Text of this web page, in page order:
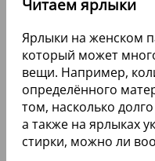
Читаем ярлыки
Ярлыки на женском
который может
вещи. Например,
определённого
том, насколько
а также на ярлыках
стирки, можно ли